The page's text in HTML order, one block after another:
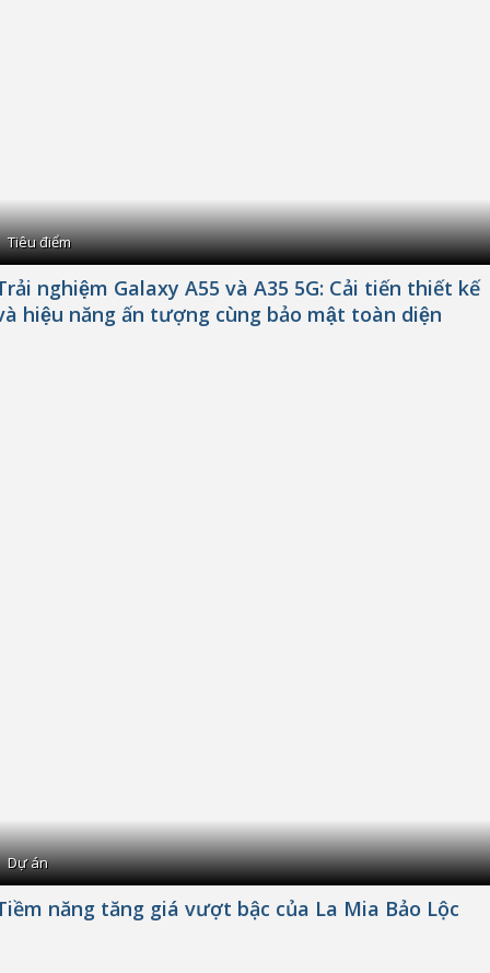
Tiêu điểm
nghiệm Galaxy A55 và A35 5G: Cải tiến thiết kế
hiệu năng ấn tượng cùng bảo mật toàn diện
Dự án
năng tăng giá vượt bậc của La Mia Bảo Lộc